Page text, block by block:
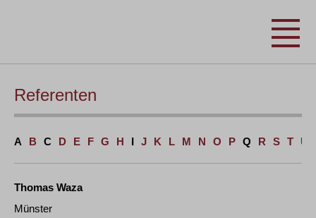
Referenten
A B C D E F G H I J K L M N O P Q R S T U
Thomas Waza
Münster